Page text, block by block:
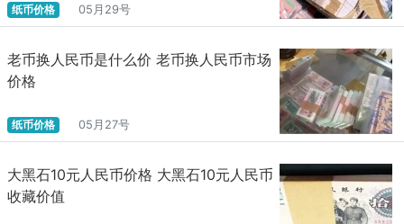
纸币价格 05月29号
老币换人民币是什么价 老币换人民币市场
价格
纸币价格 05月27号
大黑石10元人民币价格 大黑石10元人民币
收藏价值